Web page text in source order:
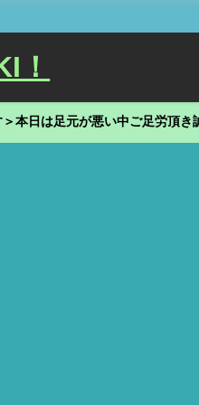
！
本日は足元が悪い中ご足労頂き